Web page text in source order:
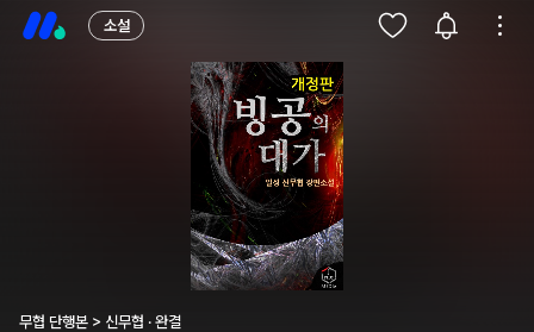
소설
무협 단행본 > 신무협 · 완결